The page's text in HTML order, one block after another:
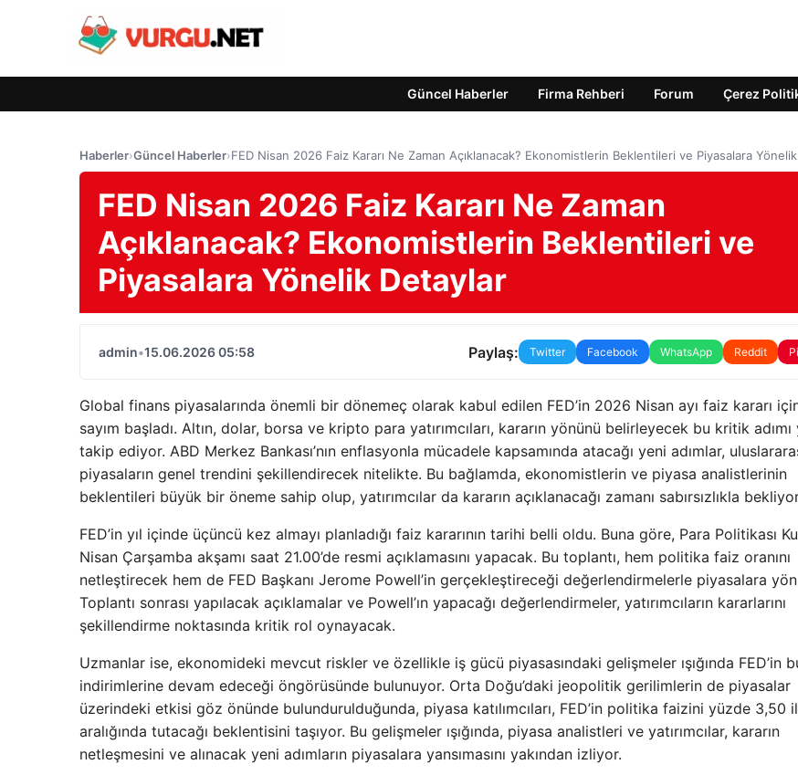
Güncel Haberler Firma Rehberi Forum Çerez
Haberler›Güncel Haberler›FED Nisan 2026 Faiz Kararı Ne Zaman Açıklanacak? Ekonomistlerin Beklentileri ve Piyasalara
FED Nisan 2026 Faiz Kararı Ne Zaman
Açıklanacak? Ekonomistlerin Beklentileri ve
Piyasalara Yönelik Detaylar
admin•15.06.2026 05:58 Paylaş: Twitter Facebook WhatsApp Reddit
Global finans piyasalarında önemli bir dönemeç olarak kabul edilen FED’in 2026 Nisan ayı faiz kararı
sayım başladı. Altın, dolar, borsa ve kripto para yatırımcıları, kararın yönünü belirleyecek bu kritik adımı
takip ediyor. ABD Merkez Bankası’nın enflasyonla mücadele kapsamında atacağı yeni adımlar,
piyasaların genel trendini şekillendirecek nitelikte. Bu bağlamda, ekonomistlerin ve piyasa analistlerinin
beklentileri büyük bir öneme sahip olup, yatırımcılar da kararın açıklanacağı zamanı sabırsızlıkla
FED’in yıl içinde üçüncü kez almayı planladığı faiz kararının tarihi belli oldu. Buna göre, Para Politikası
Nisan Çarşamba akşamı saat 21.00’de resmi açıklamasını yapacak. Bu toplantı, hem politika faiz oranını
netleştirecek hem de FED Başkanı Jerome Powell’in gerçekleştireceği değerlendirmelerle piyasalara
Toplantı sonrası yapılacak açıklamalar ve Powell’ın yapacağı değerlendirmeler, yatırımcıların kararlarını
şekillendirme noktasında kritik rol oynayacak.
Uzmanlar ise, ekonomideki mevcut riskler ve özellikle iş gücü piyasasındaki gelişmeler ışığında FED’in
indirimlerine devam edeceği öngörüsünde bulunuyor. Orta Doğu’daki jeopolitik gerilimlerin de piyasalar
üzerindeki etkisi göz önünde bulundurulduğunda, piyasa katılımcıları, FED’in politika faizini yüzde 3,50
aralığında tutacağı beklentisini taşıyor. Bu gelişmeler ışığında, piyasa analistleri ve yatırımcılar, kararın
netleşmesini ve alınacak yeni adımların piyasalara yansımasını yakından izliyor.